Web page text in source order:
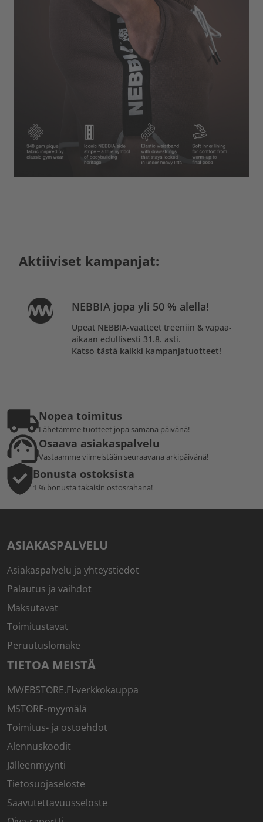
Aktiiviset kampanjat:
NEBBIA jopa yli 50 % alella!
Upeat NEBBIA-vaatteet treeniin & vapaa-
aikaan edullisesti 31.8. asti.
Katso tästä kaikki kampanjatuotteet!
Nopea toimitus
Lähetämme tuotteet jopa samana päivänä!
Osaava asiakaspalvelu
Vastaamme viimeistään seuraavana arkipäivänä!
Bonusta ostoksista
1 % bonusta takaisin ostosrahana!
ASIAKASPALVELU
Asiakaspalvelu ja yhteystiedot
Palautus ja vaihdot
Maksutavat
Toimitustavat
Peruutuslomake
TIETOA MEISTÄ
MWEBSTORE.FI-verkkokauppa
MSTORE-myymälä
Toimitus- ja ostoehdot
Alennuskoodit
Jälleenmyynti
Tietosuojaseloste
Saavutettavuusseloste